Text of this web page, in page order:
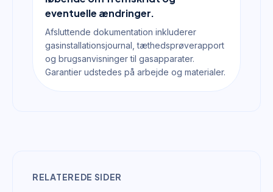
eventuelle ændringer.
Afsluttende dokumentation inkluderer
gasinstallationsjournal, tæthedsprøverapport
og brugsanvisninger til gasapparater.
Garantier udstedes på arbejde og materialer.
RELATEREDE SIDER